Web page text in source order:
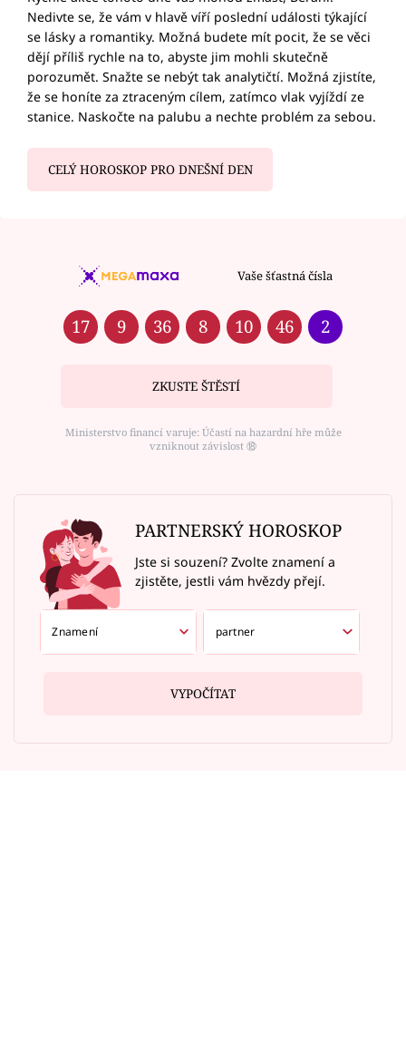
Nedivte se, že vám v hlavě víří poslední události týkající
se lásky a romantiky. Možná budete mít pocit, že se věci
dějí příliš rychle na to, abyste jim mohli skutečně
porozumět. Snažte se nebýt tak analytičtí. Možná zjistíte,
že se honíte za ztraceným cílem, zatímco vlak vyjíždí ze
stanice. Naskočte na palubu a nechte problém za sebou.
CELÝ HOROSKOP PRO DNEŠNÍ DEN
Vaše šťastná čísla
17 9 36 8 10 46 2
ZKUSTE ŠTĚSTÍ
Ministerstvo financí varuje: Účastí na hazardní hře může
vzniknout závislost ⑱
PARTNERSKÝ HOROSKOP
Jste si souzení? Zvolte znamení a
zjistěte, jestli vám hvězdy přejí.
VYPOČÍTAT